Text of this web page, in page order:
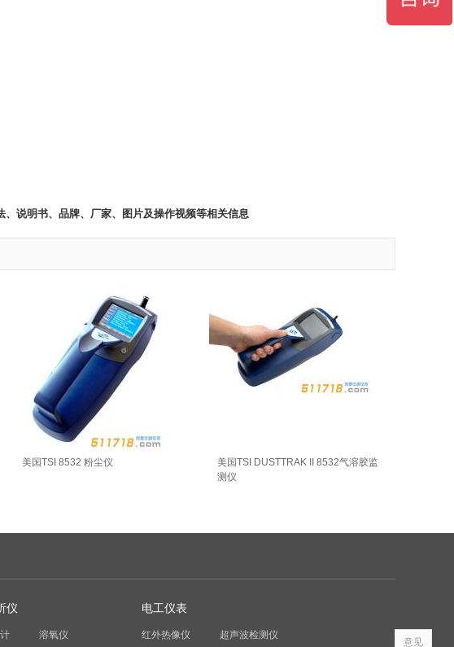
说明书、品牌、厂家、图片及操作视频等相关信息
美国TSI 8532 粉尘仪
美国TSI DUSTTRAK II 8532气溶胶监
测仪
仪
溶氧仪
电工仪表
红外热像仪 超声波检测仪
意见